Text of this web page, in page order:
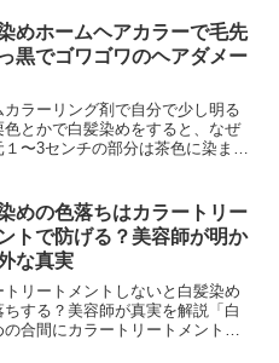
めホームヘアカラーで毛先
黒でゴワゴワのヘアダメー
カラーリング剤で自分で少し明る
色とかで白髪染めをすると、なぜ
１〜3センチの部分は茶色に染まっ
先はゴワゴワ...
めの色落ちはカラートリー
トで防げる？美容師が明か
な真実
トリートメントしないと白髪染め
ちする？美容師が真実を解説「白
合間にカラートリートメントを